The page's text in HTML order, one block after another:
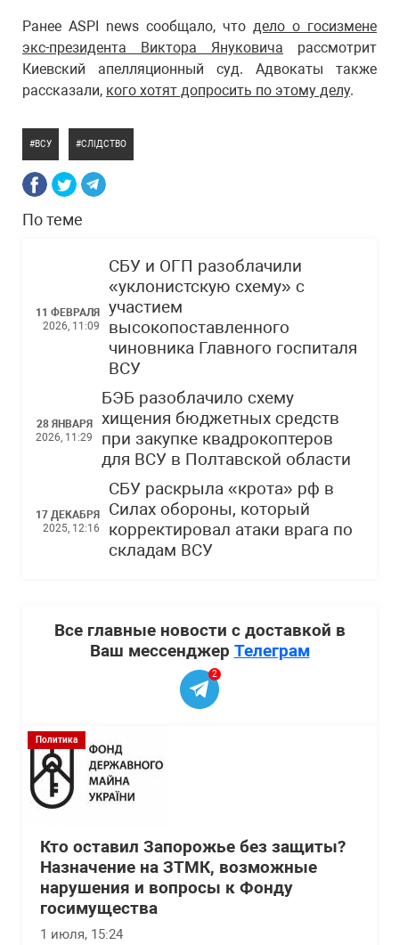
Ранее ASPI news сообщало, что дело о госизмене
экс-президента Виктора Януковича рассмотрит
Киевский апелляционный суд. Адвокаты также
рассказали, кого хотят допросить по этому делу.
ВСУ СЛІДСТВО
По теме
11 ФЕВРАЛЯ
2026, 11:09
СБУ и ОГП разоблачили
«уклонистскую схему» с
участием
высокопоставленного
чиновника Главного госпиталя
ВСУ
28 ЯНВАРЯ
2026, 11:29
БЭБ разоблачило схему
хищения бюджетных средств
при закупке квадрокоптеров
для ВСУ в Полтавской области
17 ДЕКАБРЯ
2025, 12:16
СБУ раскрыла «крота» рф в
Силах обороны, который
корректировал атаки врага по
складам ВСУ
Все главные новости с доставкой в
Ваш мессенджер Телеграм
2
Политика
Кто оставил Запорожье без защиты?
Назначение на ЗТМК, возможные
нарушения и вопросы к Фонду
госимущества
1 июля, 15:24